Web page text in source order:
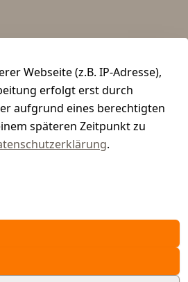
Webseite (z.B. IP-Adresse),
erfolgt erst durch
aufgrund eines berechtigten
späteren Zeitpunkt zu
.